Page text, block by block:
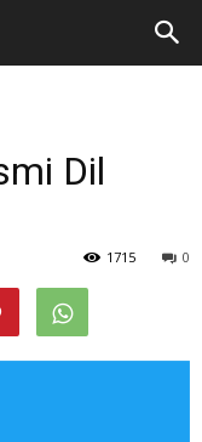
Dil
0
1715